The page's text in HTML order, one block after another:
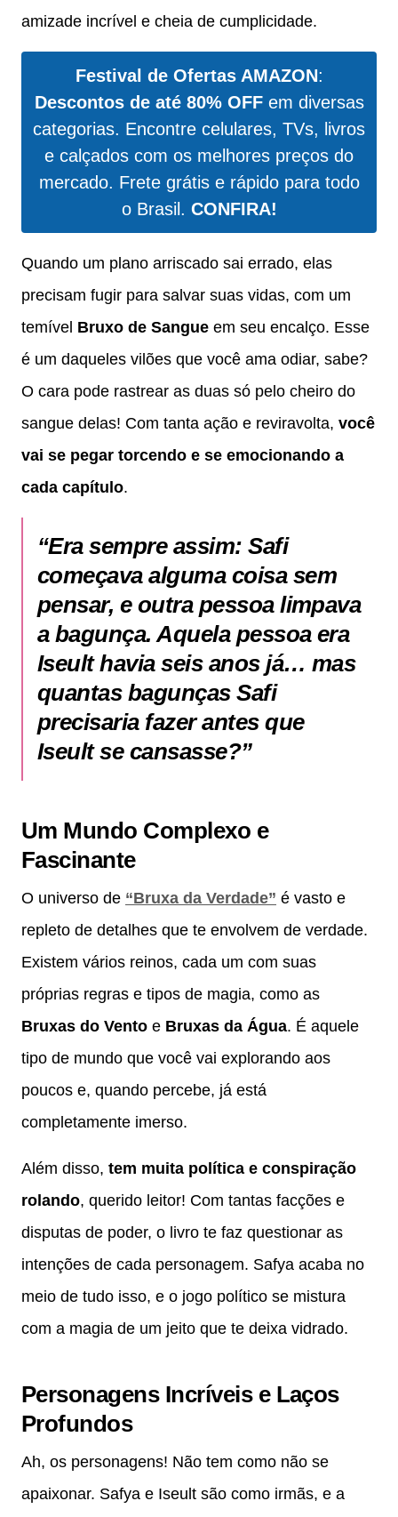
amizade incrível e cheia de cumplicidade.
Festival de Ofertas AMAZON:
Descontos de até 80% OFFem diversas
categorias. Encontre celulares, TVs, livros
e calçados com os melhores preços do
mercado. Frete grátis e rápido para todo
o Brasil. CONFIRA!
Quando um plano arriscado sai errado, elas
precisam fugir para salvar suas vidas, com um
temível Bruxo de Sangue em seu encalço. Esse
é um daqueles vilões que você ama odiar, sabe?
O cara pode rastrear as duas só pelo cheiro do
sangue delas! Com tanta ação e reviravolta, você
vai se pegar torcendo e se emocionando a
cada capítulo.
“Era sempre assim: Safi
começava alguma coisa sem
pensar, e outra pessoa limpava
a bagunça. Aquela pessoa era
Iseult havia seis anos já… mas
quantas bagunças Safi
precisaria fazer antes que
Iseult se cansasse?”
Um Mundo Complexo e
Fascinante
O universo de “Bruxa da Verdade” é vasto e
repleto de detalhes que te envolvem de verdade.
Existem vários reinos, cada um com suas
próprias regras e tipos de magia, como as
Bruxas do Vento e Bruxas da Água. É aquele
tipo de mundo que você vai explorando aos
poucos e, quando percebe, já está
completamente imerso.
Além disso, tem muita política e conspiração
rolando, querido leitor! Com tantas facções e
disputas de poder, o livro te faz questionar as
intenções de cada personagem. Safya acaba no
meio de tudo isso, e o jogo político se mistura
com a magia de um jeito que te deixa vidrado.
Personagens Incríveis e Laços
Profundos
Ah, os personagens! Não tem como não se
apaixonar. Safya e Iseult são como irmãs, e a